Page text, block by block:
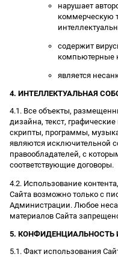
нарушает
коммерческую
содержит
компьютерные
является
4. ИНТЕЛЛЕКТУАЛЬНАЯ
4.1. Все объекты,
дизайна, текст,
скрипты, программы,
являются исключительной
правообладателей, с
соответствующие договоры.
4.2. Использование
Сайта возможно только с
Администрации. Любое
материалов Сайта
5. КОНФИДЕНЦИАЛЬНОСТЬ
5.1. Факт использования